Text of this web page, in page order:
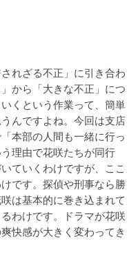
れざる不正」に引き合わ
から「大きな不正」につ
くという作業って、簡単
んですよね。今回は支店
本部の人間も一緒に行っ
理由で花咲たちが同行
ていくわけですが、ここ
です。探偵や刑事なら勝
は基本的に巻き込まれて
わけです。ドラマが花咲
快感が大きく変わってき